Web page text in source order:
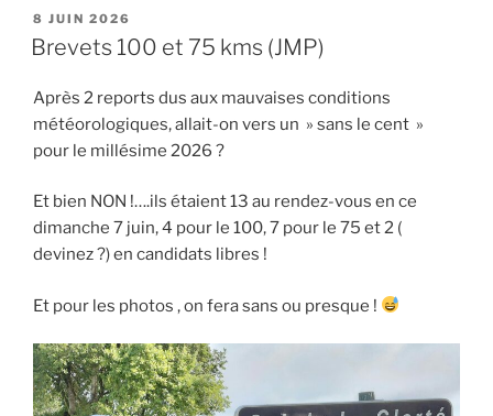
PUBLIÉ
LE
8 JUIN 2026
Brevets 100 et 75 kms (JMP)
Après 2 reports dus aux mauvaises conditions
météorologiques, allait-on vers un » sans le cent »
pour le millésime 2026 ?
Et bien NON !….ils étaient 13 au rendez-vous en ce
dimanche 7 juin, 4 pour le 100, 7 pour le 75 et 2 (
devinez ?) en candidats libres !
Et pour les photos , on fera sans ou presque !